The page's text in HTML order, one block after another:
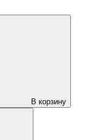
В корзину